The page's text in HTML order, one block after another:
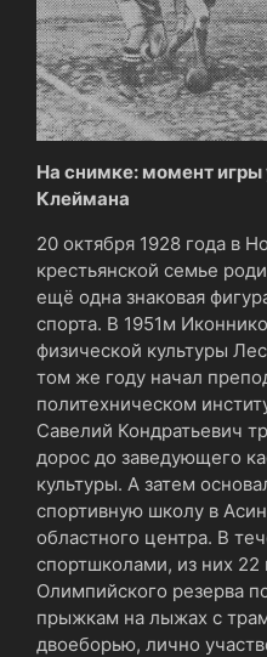
На снимке: момент игры
Клеймана
20 октября 1928 года в
крестьянской семье
ещё одна знаковая
спорта. В 1951м
физической культуры
том же году начал
политехническом
Савелий Кондратьевич
дорос до заведующего
культуры. А затем
спортивную школу в
областного центра. В
спортшколами, из них 22
Олимпийского резерва
прыжкам на лыжах с
двоеборью, лично